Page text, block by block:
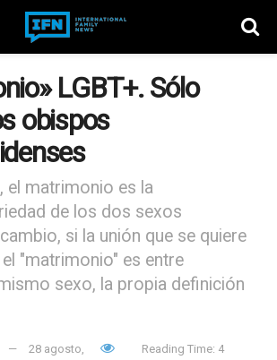
LGBT+. Sólo
obispos
el matrimonio es la
de los dos sexos
si la unión que se quiere
"matrimonio" es entre
sexo, la propia definición
28 agosto,
Reading Time: 4